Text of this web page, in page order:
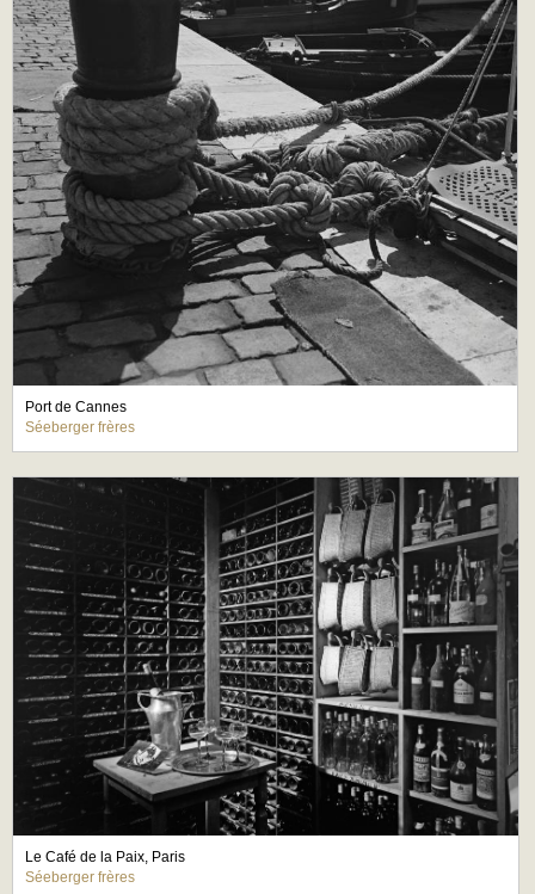
Port de Cannes
Séeberger frères
Le Café de la Paix, Paris
Séeberger frères